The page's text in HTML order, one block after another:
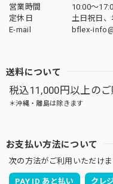
営業時間
10:00～
定休日
土日祝日
E-mail
bflex-
送料について
税込11,000円以上の
＊沖縄・離島は除きます
お支払い方法について
次の方法がご利用いただけま
PAY ID あと払い クレ